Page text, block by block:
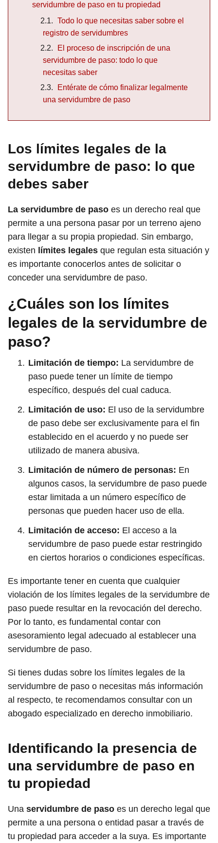
servidumbre de paso en tu propiedad
Todo lo que necesitas saber sobre el
registro de servidumbres
El proceso de inscripción de una
servidumbre de paso: todo lo que
necesitas saber
Entérate de cómo finalizar legalmente
una servidumbre de paso
Los límites legales de la
servidumbre de paso: lo que
debes saber
La servidumbre de paso es un derecho real que
permite a una persona pasar por un terreno ajeno
para llegar a su propia propiedad. Sin embargo,
existen límites legales que regulan esta situación y
es importante conocerlos antes de solicitar o
conceder una servidumbre de paso.
¿Cuáles son los límites
legales de la servidumbre de
paso?
Limitación de tiempo: La servidumbre de
paso puede tener un límite de tiempo
específico, después del cual caduca.
Limitación de uso: El uso de la servidumbre
de paso debe ser exclusivamente para el fin
establecido en el acuerdo y no puede ser
utilizado de manera abusiva.
Limitación de número de personas: En
algunos casos, la servidumbre de paso puede
estar limitada a un número específico de
personas que pueden hacer uso de ella.
Limitación de acceso: El acceso a la
servidumbre de paso puede estar restringido
en ciertos horarios o condiciones específicas.
Es importante tener en cuenta que cualquier
violación de los límites legales de la servidumbre de
paso puede resultar en la revocación del derecho.
Por lo tanto, es fundamental contar con
asesoramiento legal adecuado al establecer una
servidumbre de paso.
Si tienes dudas sobre los límites legales de la
servidumbre de paso o necesitas más información
al respecto, te recomendamos consultar con un
abogado especializado en derecho inmobiliario.
Identificando la presencia de
una servidumbre de paso en
tu propiedad
Una servidumbre de paso es un derecho legal que
permite a una persona o entidad pasar a través de
tu propiedad para acceder a la suya. Es importante